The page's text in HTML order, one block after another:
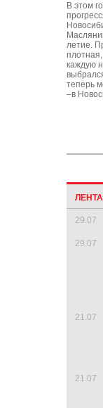
В этом
летие.
каждую
теперь
–в
29.07
29.07
21.07
21.07